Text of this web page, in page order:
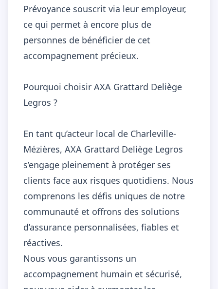
Prévoyance souscrit via leur employeur,
ce qui permet à encore plus de
personnes de bénéficier de cet
accompagnement précieux.
Pourquoi choisir AXA Grattard Deliège
Legros ?
En tant qu’acteur local de Charleville-
Mézières, AXA Grattard Deliège Legros
s’engage pleinement à protéger ses
clients face aux risques quotidiens. Nous
comprenons les défis uniques de notre
communauté et offrons des solutions
d’assurance personnalisées, fiables et
réactives.
Nous vous garantissons un
accompagnement humain et sécurisé,